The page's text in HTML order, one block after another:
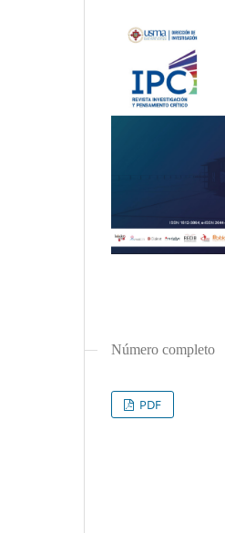
Número completo
PDF